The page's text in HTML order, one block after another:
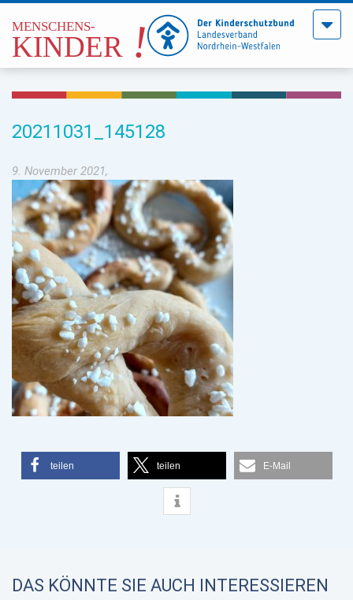
Menü
20211031_145128
9. November 2021,
teilen teilen E-Mail
DAS KÖNNTE SIE AUCH INTERESSIEREN